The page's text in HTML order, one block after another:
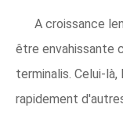
A croissance
être envahissante
terminalis. Celui-là,
rapidement